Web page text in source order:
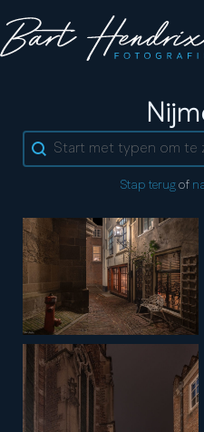
Search content
Stap terugof